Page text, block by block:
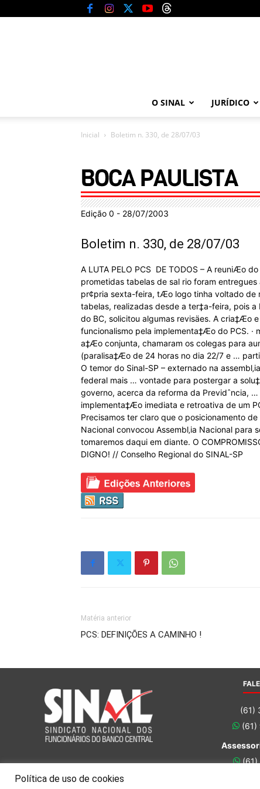
O SINAL JURÍDICO
Inicial Boletim n. 330, de 28/07/03
Edição 0 - 28/07/2003
Boletim n. 330, de 28/07/03
A LUTA PELO PCS  DE TODOS – A
prometidas tabelas de sal rio foram
pr¢pria sexta-feira, tÆo logo tinha voltado de
tabelas, realizadas desde a ter‡a-feira, pois
do BC, solicitou algumas revisäes. A cria‡Æo
funcionalismo pela implementa‡Æo do PCS.
a‡Æo conjunta, chamaram os colegas para
(paralisa‡Æo de 24 horas no dia 22/7 e …
O temor do Sinal-SP – externado na
federal mais … vontade para postergar a
governo, acerca da reforma da Previdˆncia,
implementa‡Æo imediata e retroativa de um
Precisamos ter claro que o posicionamento
Nacional convocou Assembl‚ia Nacional
tomaremos daqui em diante. O
DIGNO! // Conselho Regional do SINAL-SP
Matéria anterior
PCS: DEFINIÇÕES A CAMINHO !
(61)
(61)
(61)
Política de uso de cookies